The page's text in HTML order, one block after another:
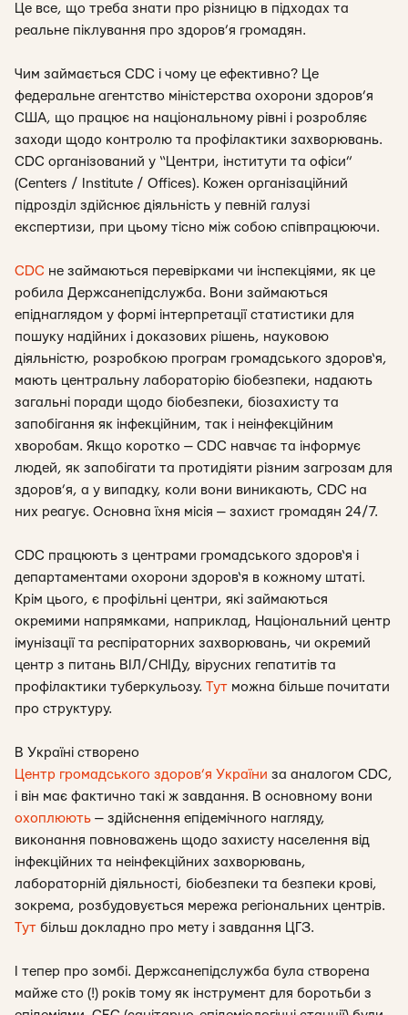
Це все, що треба знати про різницю в підходах та
реальне піклування про здоров’я громадян.
Чим займається CDC і чому це ефективно? Це
федеральне агентство міністерства охорони здоров’я
США, що працює на національному рівні і розробляє
заходи щодо контролю та профілактики захворювань.
CDC організований у “Центри, інститути та офіси”
(Centers / Institute / Offices). Кожен організаційний
підрозділ здійснює діяльність у певній галузі
експертизи, при цьому тісно між собою співпрацюючи.
CDC не займаються перевірками чи інспекціями, як це
робила Держсанепідслужба. Вони займаються
епіднаглядом у формі інтерпретації статистики для
пошуку надійних і доказових рішень, науковою
діяльністю, розробкою програм громадського здоров‘я,
мають центральну лабораторію біобезпеки, надають
загальні поради щодо біобезпеки, біозахисту та
запобігання як інфекційним, так і неінфекційним
хворобам. Якщо коротко — CDC навчає та інформує
людей, як запобігати та протидіяти різним загрозам для
здоров’я, а у випадку, коли вони виникають, CDC на
них реагує. Основна їхня місія — захист громадян 24/7.
CDC працюють з центрами громадського здоров‘я і
департаментами охорони здоров‘я в кожному штаті.
Крім цього, є профільні центри, які займаються
окремими напрямками, наприклад, Національний центр
імунізації та респіраторних захворювань, чи окремий
центр з питань ВІЛ/СНІДу, вірусних гепатитів та
профілактики туберкульозу. Тут можна більше почитати
про структуру.
В Україні створено
Центр громадського здоров’я України за аналогом CDC,
і він має фактично такі ж завдання. В основному вони
охоплюють — здійснення епідемічного нагляду,
виконання повноважень щодо захисту населення від
інфекційних та неінфекційних захворювань,
лабораторній діяльності, біобезпеки та безпеки крові,
зокрема, розбудовується мережа регіональних центрів.
Тут більш докладно про мету і завдання ЦГЗ.
І тепер про зомбі. Держсанепідслужба була створена
майже сто (!) років тому як інструмент для боротьби з